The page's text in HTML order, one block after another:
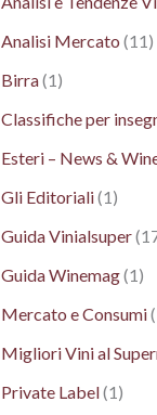
Analisi Mercato (11)
Birra(1)
Classifiche per
Esteri – News &
Gli Editoriali(1)
Guida Vinialsuper
Guida Winemag(1)
Mercato e Consumi
Migliori Vini al
Private Label(1)